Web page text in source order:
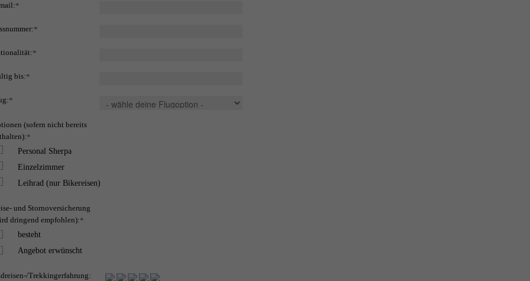
*
*
*
bis:*
*
(sofern nicht bereits
*
Personal Sherpa
Einzelzimmer
Leihrad (nur Bikereisen)
und Stornoversicherung
dringend empfohlen):*
besteht
Angebot erwünscht
Trekkingerfahrung: